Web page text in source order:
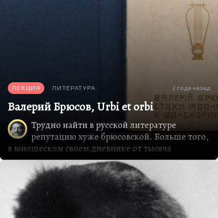
ЛЕКЦИЯ ЛИТЕРАТУРА 2 года назад
Валерий Брюсов, Urbi et orbi
Трудно найти в русской литературе
репутацию хуже брюсовской. Больше того,
в юношеском своем дневнике от тысяча
восемьсот девяносто четвертого года он записал:
«Моя юность была юностью гения, ибо только
гениальностью можно оправдать все, что я делал»
Справедливо. Дневник Брюсова пестрит
эротическими воспоминаниями,